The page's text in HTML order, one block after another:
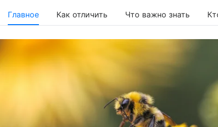
Главное Как отличить Что важно знать